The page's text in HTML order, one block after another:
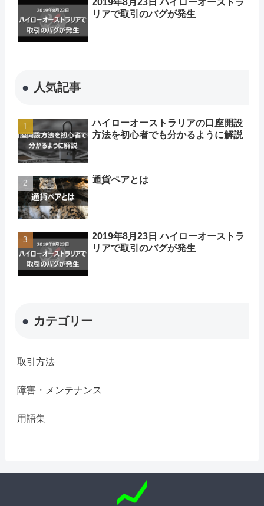
2019年8月23日 ハイローオーストラ
リアで取引のバグが発生
人気記事
ハイローオーストラリアの口座開設
方法を初心者でも分かるように解説
通貨ペアとは
2019年8月23日 ハイローオーストラ
リアで取引のバグが発生
カテゴリー
取引方法
障害・メンテナンス
用語集